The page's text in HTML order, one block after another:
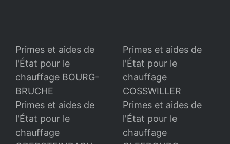
Primes et aides de
l'État pour le
chauffage BOURG-
BRUCHE
Primes et aides de
l'État pour le
chauffage
COSSWILLER
Primes et aides de
l'État pour le
chauffage
Primes et aides de
l'État pour le
chauffage